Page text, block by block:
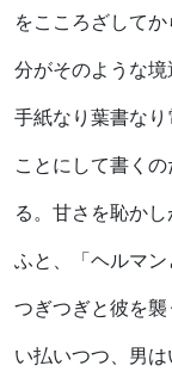
をこころざして
分がそのような
手紙なり葉書な
ことにして書く
る。甘さを恥か
ふと、「ヘルマン
つぎつぎと彼を
い払いつつ、男